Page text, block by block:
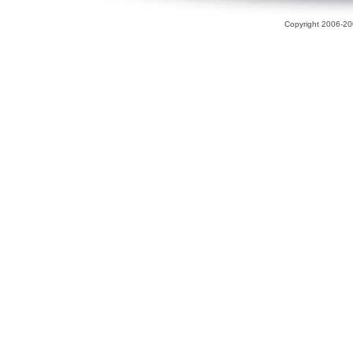
Copyright 2006-